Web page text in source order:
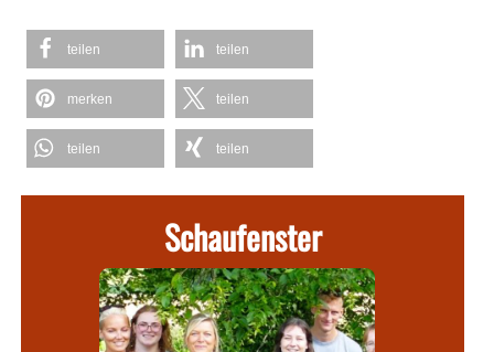
teilen teilen
merken teilen
teilen teilen
Schaufenster